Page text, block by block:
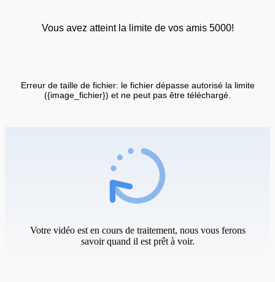
Vous avez atteint la limite de vos amis 5000!
Erreur de taille de fichier: le fichier dépasse autorisé la limite
({image_fichier}) et ne peut pas être téléchargé.
Votre vidéo est en cours de traitement, nous vous ferons
savoir quand il est prêt à voir.